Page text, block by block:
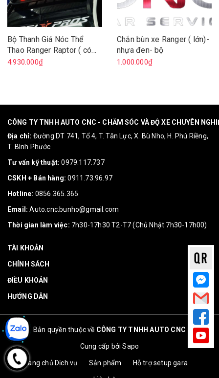
Bộ Thanh Giá Nóc Thể
Thao Ranger Raptor ( có
đèn )
4.930.000₫
Chắn bùn xe Ranger ( lớn)-
nhựa đen- bộ
1.000.000₫
CÔNG TY TNHH AUTO CNC - CHĂM SÓC VÀ ĐỘ XE CHUYÊN
Địa chỉ: Đường DT 741, Tổ 4, T. Tân Lực, X. Bù Nho, H. Phú Riềng,
T. Bình Phước
Tư vấn kỹ thuật: 0979.117.737
CSKH + Bán hàng: 0911.73.96.97
Hotline: 0856.365.365
Email: Auto.cnc.bunho@gmail.com
Thời gian làm việc: 7h30-17h30 T2-T7 (Chủ Nhật 7h30-17h00)
TÀI KHOẢN
CHÍNH SÁCH
ĐIỀU KHOẢN
HƯỚNG DẪN
Bản quyền thuộc về CÔNG TY TNHH AUTO CNC
Cung cấp bởiSapo
Trang chủ Dịch vụ Sản phẩm Hỗ trợ setup gara